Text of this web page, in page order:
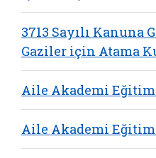
3713 Sayılı Kanuna
Gaziler için Atama
Aile Akademi Eğitim
Aile Akademi Eğitim